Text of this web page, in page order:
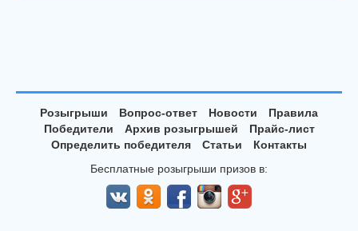
Розыгрыши Вопрос-ответ Новости
Правила
Победители
Архив розыгрышей
Прайс-лист
Определить победителя
Статьи
Контакты
Бесплатные розыгрыши призов в: